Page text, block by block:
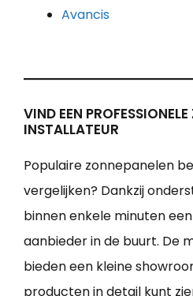
Avancis
VIND EEN
INSTALLATEUR
Populaire zonnepanelen
vergelijken? Dankzij
binnen enkele minuten
aanbieder in de buurt. De
bieden een kleine
producten in detail kunt